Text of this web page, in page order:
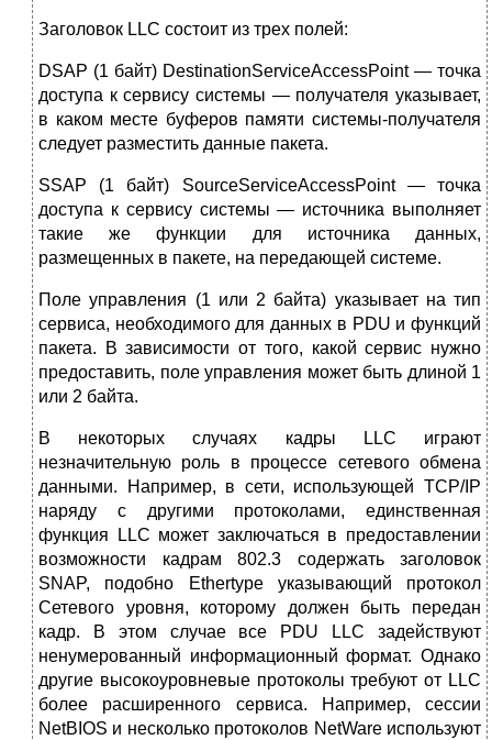
Заголовок LLC состоит из трех полей:
DSAP (1 байт) DestinationServiceAccessPoint — точка
доступа к сервису системы — получателя указывает,
в каком месте буферов памяти системы-получателя
следует разместить данные пакета.
SSAP (1 байт) SourceServiceAccessPoint — точка
доступа к сервису системы — источника выполняет
такие же функции для источника данных,
размещенных в пакете, на передающей системе.
Поле управления (1 или 2 байта) указывает на тип
сервиса, необходимого для данных в PDU и функций
пакета. В зависимости от того, какой сервис нужно
предоставить, поле управления может быть длиной 1
или 2 байта.
В некоторых случаях кадры LLC играют
незначительную роль в процессе сетевого обмена
данными. Например, в сети, использующей TCP/IP
наряду с другими протоколами, единственная
функция LLC может заключаться в предоставлении
возможности кадрам 802.3 содержать заголовок
SNAP, подобно Ethertype указывающий протокол
Сетевого уровня, которому должен быть передан
кадр. В этом случае все PDU LLC задействуют
ненумерованный информационный формат. Однако
другие высокоуровневые протоколы требуют от LLC
более расширенного сервиса. Например, сессии
NetBIOS и несколько протоколов NetWare используют